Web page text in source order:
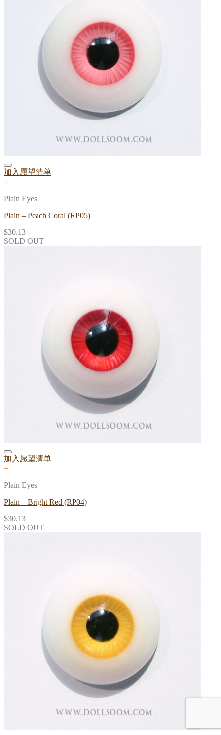
加入愿望清单
+
Plain Eyes
Plain – Peach Coral (RP05)
$30.13
SOLD OUT
加入愿望清单
+
Plain Eyes
Plain – Bright Red (RP04)
$30.13
SOLD OUT